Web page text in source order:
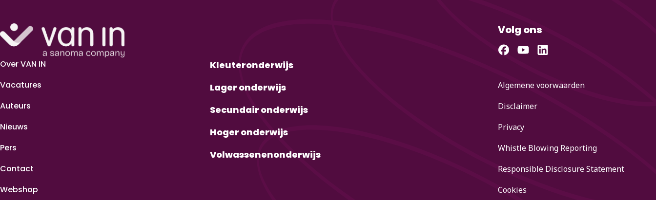
Over VAN IN
Vacatures
Auteurs
Nieuws
Pers
Contact
Webshop
Kleuteronderwijs
Lager onderwijs
Secundair onderwijs
Hoger onderwijs
Volwassenenonderwijs
Volg ons
Algemene voorwaarden
Disclaimer
Privacy
Whistle Blowing Reporting
Responsible Disclosure Statement
Cookies